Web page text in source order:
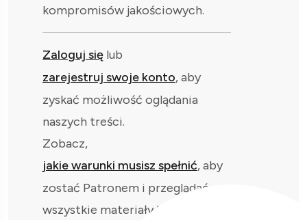
kompromisów jakościowych.
Zaloguj się lub
zarejestruj swoje konto, aby
zyskać możliwość oglądania
naszych treści.
Zobacz,
jakie warunki musisz spełnić, aby
zostać Patronem i przeglądać
wszystkie materiały bez